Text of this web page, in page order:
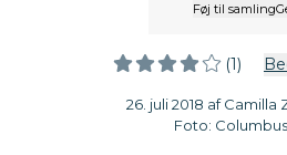
Føj til samling
(1)
26. juli 2018 af Camilla
Foto: